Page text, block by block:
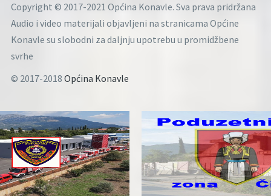
Copyright © 2017-2021 Općina Konavle. Sva prava pridržana
Audio i video materijali objavljeni na stranicama Općine
Konavle su slobodni za daljnju upotrebu u promidžbene
svrhe
© 2017-2018 Općina Konavle